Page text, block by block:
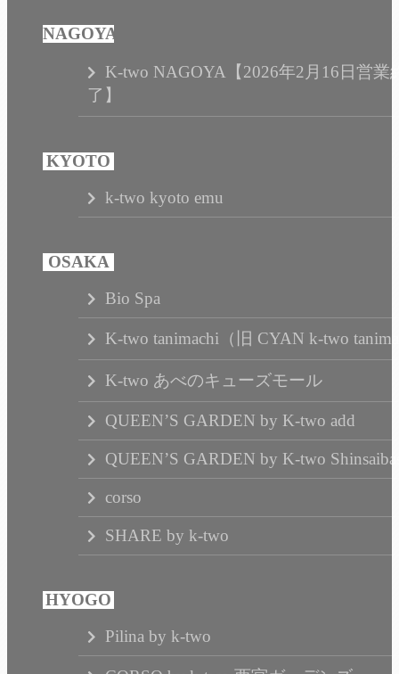
K-two NAGOYA【2026年2月16日営業
了】
k-two kyoto emu
Bio Spa
K-two tanimachi（旧 CYAN k-two
K-two あべのキューズモール
QUEEN’S GARDEN by K-two add
QUEEN’S GARDEN by K-two
corso
SHARE by k-two
Pilina by k-two